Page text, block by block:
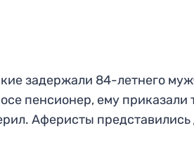
задержали 84-летнего
пенсионер, ему приказали
Аферисты представились